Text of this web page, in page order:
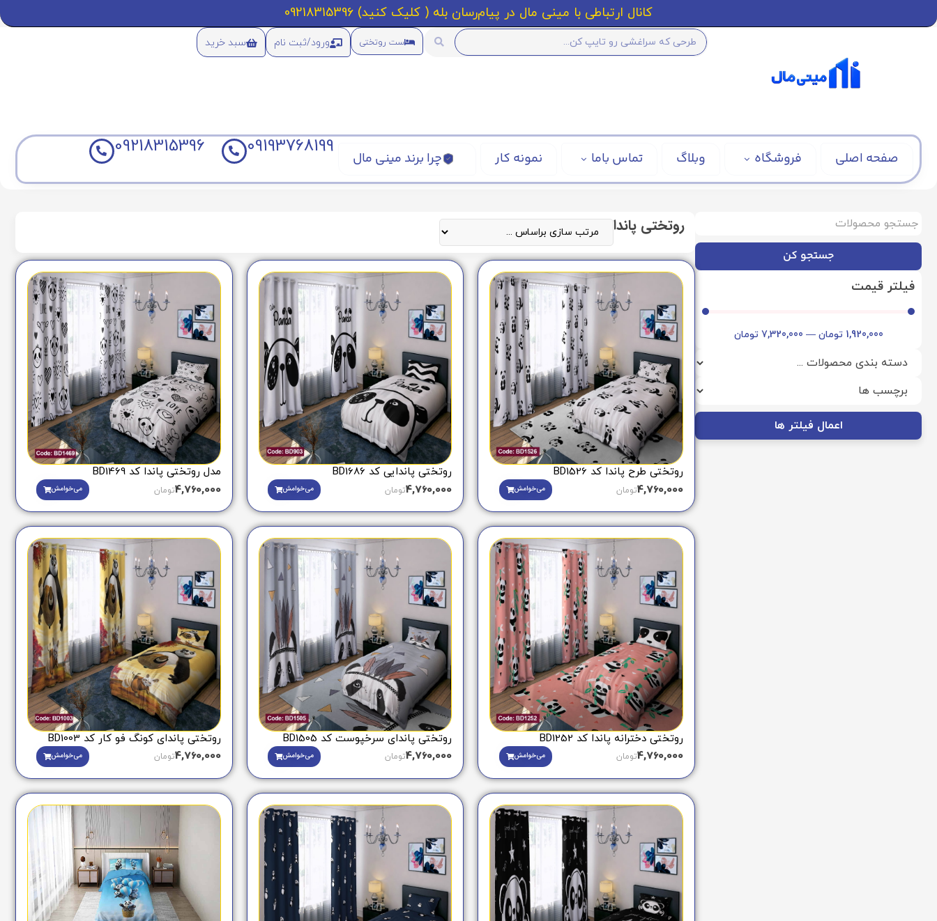
کانال ارتباطی با مینی مال در پیام‌رسان بله ( کلیک کنید) 09218315396
ست روتختی ورود/ثبت نام سبد خرید
صفحه اصلی فروشگاه وبلاگ تماس باما نمونه کار چرا برند مینی مال
09193768199
09218315396
جستجو کن
فیلتر قیمت
1,920,000 تومان —
7,320,000 تومان
اعمال فیلتر ها
روتختی پاندا
روتختی طرح پاندا کد BD1526
4,760,000تومان می‌خوامش
روتختی پاندایی کد BD1686
4,760,000تومان می‌خوامش
مدل روتختی پاندا کد BD1469
4,760,000تومان می‌خوامش
روتختی دخترانه پاندا کد BD1252
4,760,000تومان می‌خوامش
روتختی پاندای سرخپوست کد BD1505
4,760,000تومان می‌خوامش
روتختی پاندای کونگ فو کار کد BD1003
4,760,000تومان می‌خوامش